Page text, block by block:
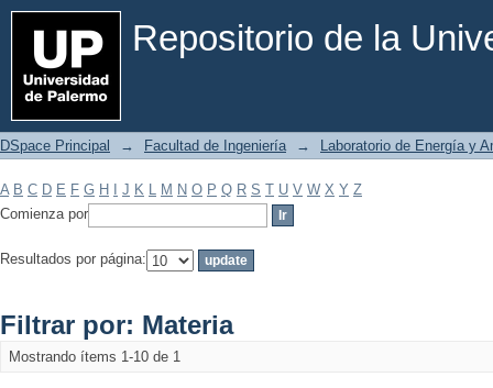
Repositorio de la
Filtrar por: Materia
DSpace Principal → Facultad de Ingeniería → Laboratorio de Energía y
A B C D E F G H J K L M N O P Q R S T U V W X Y Z
Comienza por
Resultados por página:
Filtrar por: Materia
Mostrando ítems 1-10 de 1